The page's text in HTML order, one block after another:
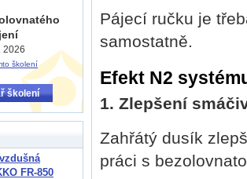
Pájecí ručku je
samostatně.
Efekt N2
1. Zlepšení
Zahřátý dusík
práci s
2026
školení
školení
FR-850